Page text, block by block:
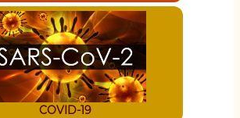
COVID-19